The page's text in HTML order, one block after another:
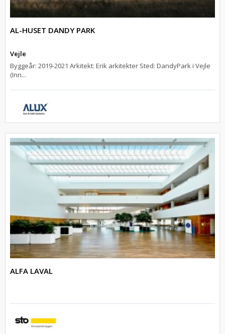
AL-HUSET DANDY PARK
Vejle
Byggeår: 2019-2021 Arkitekt: Erik arkitekter Sted: DandyPark i Vejle
(Inn...
ALFA LAVAL